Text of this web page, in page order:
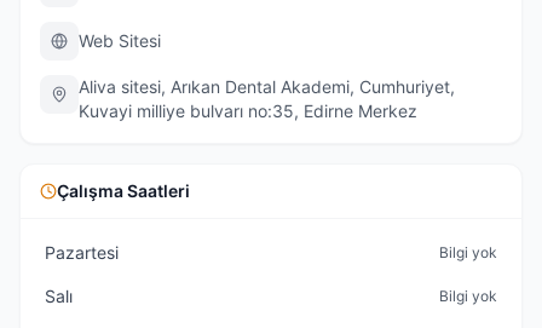
Web Sitesi
Aliva sitesi, Arıkan Dental Akademi, Cumhuriyet,
Kuvayi milliye bulvarı no:35, Edirne Merkez
Çalışma Saatleri
Pazartesi Bilgi yok
Salı Bilgi yok